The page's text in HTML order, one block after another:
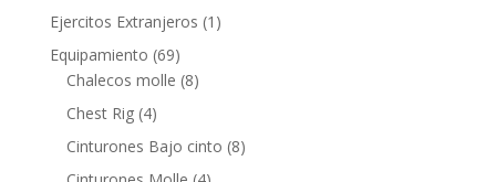
Ejercitos Extranjeros (1)
Equipamiento (69)
Chalecos molle (8)
Chest Rig (4)
Cinturones Bajo cinto (8)